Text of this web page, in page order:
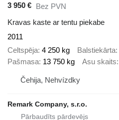
3 950 € Bez PVN
Kravas kaste ar tentu piekabe
2011
Celtspēja 4 250 kg Balstiekārta
Pašmasa 13 750 kg Asu skaits
Čehija, Nehvízdky
Remark Company, s.r.o.